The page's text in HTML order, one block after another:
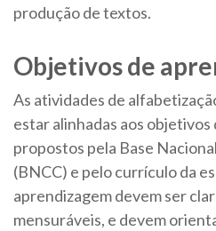
produção de textos.
Objetivos de
As atividades de
estar alinhadas aos
propostos pela Base
(BNCC) e pelo currículo da
aprendizagem devem ser
mensuráveis, e devem